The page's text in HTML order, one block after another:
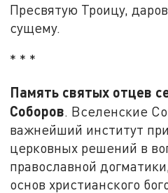
Пресвятую Троицу,
сущему.
* * *
Память святых отцев
Соборов. Вселенские
важнейший институт
церковных решений в
православной
основ христианского